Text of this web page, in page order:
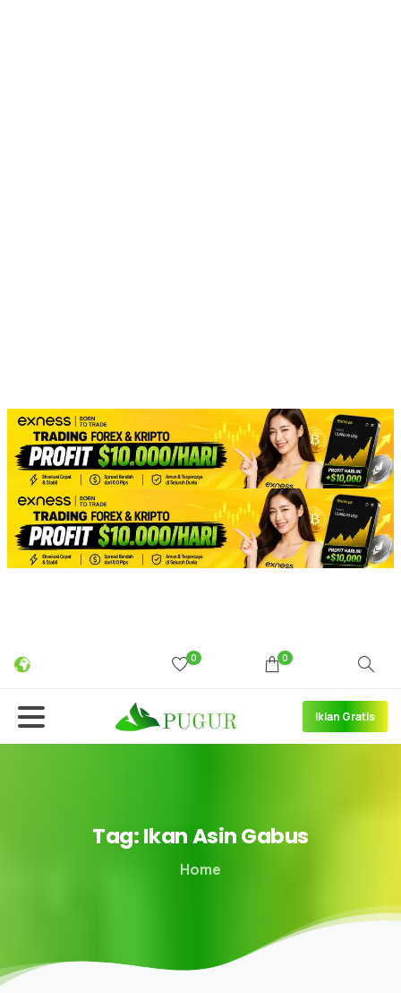
0 0
Iklan Gratis
Tag:IkanAsinGabus
Home